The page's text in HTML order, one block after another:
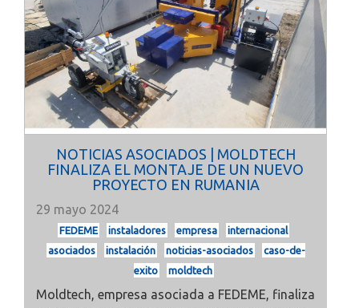
NOTICIAS ASOCIADOS | MOLDTECH
FINALIZA EL MONTAJE DE UN NUEVO
PROYECTO EN RUMANIA
29 mayo 2024
FEDEME instaladores empresa
internacional
asociados
instalación noticias-asociados
caso-de-
exito
moldtech
Moldtech, empresa asociada a FEDEME, finaliza